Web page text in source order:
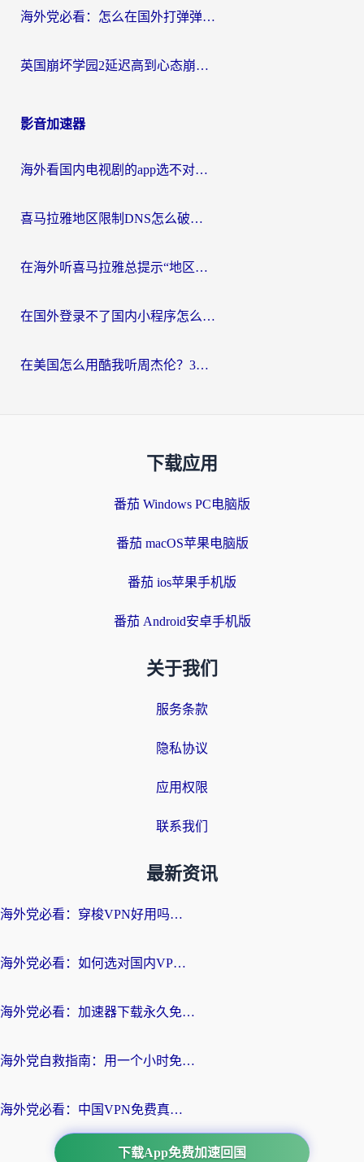
海外党必看：怎么在国外打弹弹堂不卡？番茄加速器亲测指南
英国崩坏学园2延迟高到心态崩？海外党国服游戏加速终极指南
影音加速器
海外看国内电视剧的app选不对？这份回国加速器避坑指南帮你流畅追剧
喜马拉雅地区限制DNS怎么破？海外党听国内音乐听书的终极解决方案
在海外听喜马拉雅总提示“地区限制”？3步轻松解除+听国内音乐全攻略
在国外登录不了国内小程序怎么办？选对回国加速器，轻松解锁国内资源
在美国怎么用酷我听周杰伦？3步搞定海外听歌难题
下载应用
番茄 Windows PC电脑版
番茄 macOS苹果电脑版
番茄 ios苹果手机版
番茄 Android安卓手机版
关于我们
服务条款
隐私协议
应用权限
联系我们
最新资讯
海外党必看：穿梭VPN好用吗？和云帆VPN对比哪个回国效果更好？附真实测评+避坑指南
海外党必看：如何选对国内VPN，实现无缝访问国内资源？
海外党必看：加速器下载永久免费版真的存在吗？教你无缝访问国内资源的正确姿势
海外党自救指南：用一个小时免费加速器，轻松打破国内资源访问壁垒？
海外党必看：中国VPN免费真的靠谱吗？手把手教你选对回国加速器
下载App免费加速回国